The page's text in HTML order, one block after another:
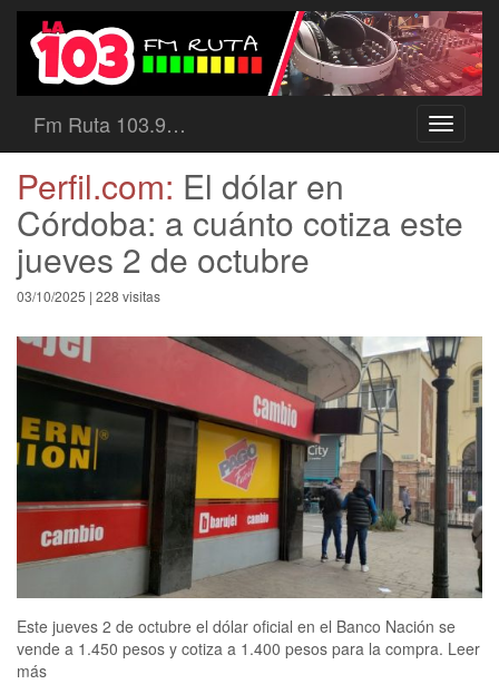
Toggle
Fm Ruta 103.9…
Perfil.com: El dólar en
Córdoba: a cuánto cotiza este
jueves 2 de octubre
03/10/2025 | 228 visitas
Este jueves 2 de octubre el dólar oficial en el Banco Nación se
vende a 1.450 pesos y cotiza a 1.400 pesos para la compra. Leer
más